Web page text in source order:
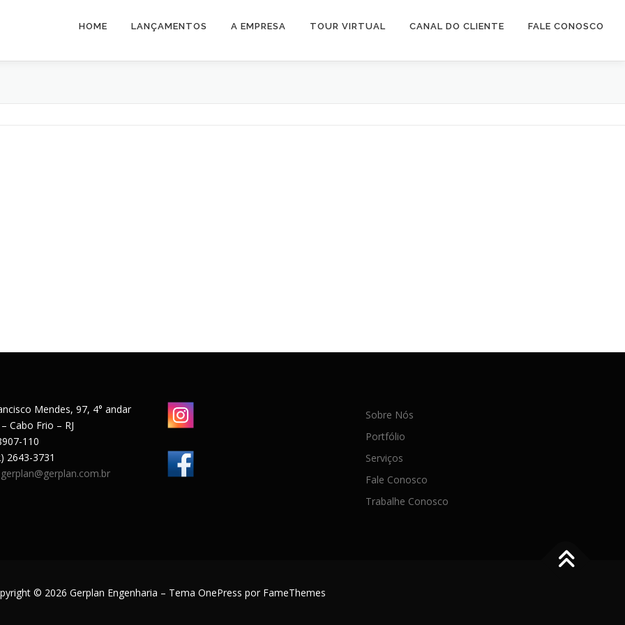
HOME LANÇAMENTOS A EMPRESA TOUR VIRTUAL CANAL DO CLIENTE FALE CONOSCO
Mendes, 97, 4° andar
Cabo Frio – RJ
110
2643-3731
gerplan@gerplan.com.br
Sobre Nós
Portfólio
Serviços
Fale Conosco
Trabalhe Conosco
© 2026 Gerplan Engenharia – Tema OnePress por FameThemes